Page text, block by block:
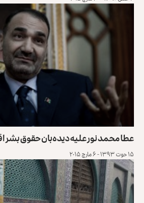
عطا محمد نور علیه دیده‌بان حقوق بشر
۱۵ حوت ۱۳۹۳ - ۶ مارچ ۲۰۱۵